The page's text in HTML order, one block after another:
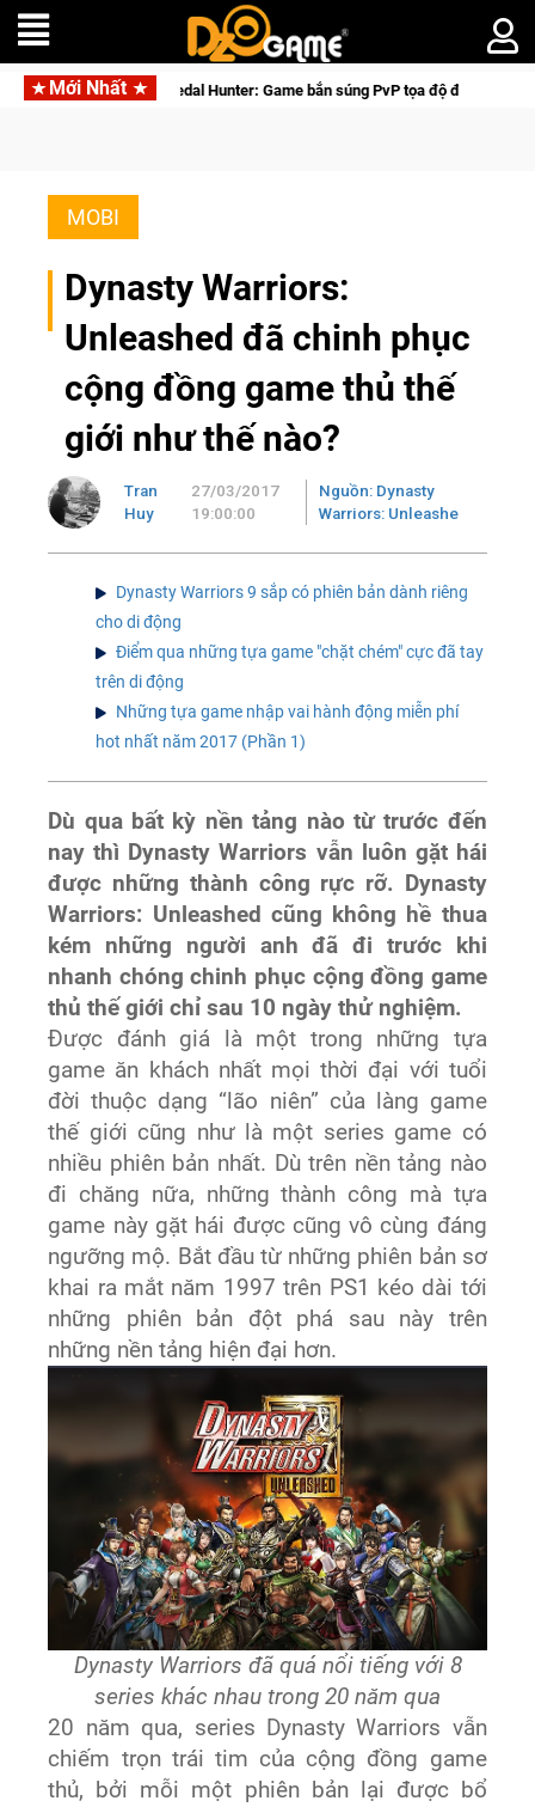
Mới Nhất
Hunter: Game bắn súng PvP tọa độ đỉnh cao đưa bạn vào các chiến
MOBI
Dynasty Warriors:
Unleashed đã chinh phục
cộng đồng game thủ thế
giới như thế nào?
Tran
Huy
27/03/2017
19:00:00
Nguồn: Dynasty
Warriors: Unleashe
Dynasty Warriors 9 sắp có phiên bản dành riêng
cho di động
Điểm qua những tựa game "chặt chém" cực đã tay
trên di động
Những tựa game nhập vai hành động miễn phí
hot nhất năm 2017 (Phần 1)
Dù qua bất kỳ nền tảng nào từ trước đến
nay thì Dynasty Warriors vẫn luôn gặt hái
được những thành công rực rỡ. Dynasty
Warriors: Unleashed cũng không hề thua
kém những người anh đã đi trước khi
nhanh chóng chinh phục cộng đồng game
thủ thế giới chỉ sau 10 ngày thử nghiệm.
Được đánh giá là một trong những tựa
game ăn khách nhất mọi thời đại với tuổi
đời thuộc dạng “lão niên” của làng game
thế giới cũng như là một series game có
nhiều phiên bản nhất. Dù trên nền tảng nào
đi chăng nữa, những thành công mà tựa
game này gặt hái được cũng vô cùng đáng
ngưỡng mộ. Bắt đầu từ những phiên bản sơ
khai ra mắt năm 1997 trên PS1 kéo dài tới
những phiên bản đột phá sau này trên
những nền tảng hiện đại hơn.
Dynasty Warriors đã quá nổi tiếng với 8
series khác nhau trong 20 năm qua
20 năm qua, series Dynasty Warriors vẫn
chiếm trọn trái tim của cộng đồng game
thủ, bởi mỗi một phiên bản lại được bổ